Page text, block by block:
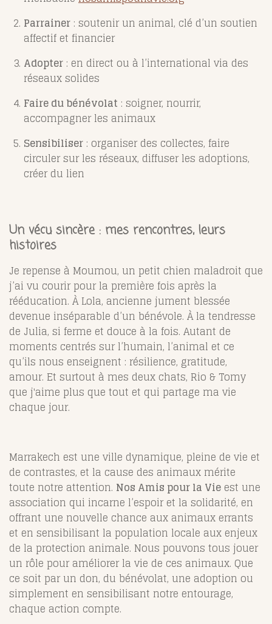
Parrainer : soutenir un animal, clé d’un soutien
affectif et financier
Adopter : en direct ou à l’international via des
réseaux solides
Faire du bénévolat : soigner, nourrir,
accompagner les animaux
Sensibiliser : organiser des collectes, faire
circuler sur les réseaux, diffuser les adoptions,
créer du lien
Un vécu sincère : mes rencontres, leurs
histoires
Je repense à Moumou, un petit chien maladroit que
j’ai vu courir pour la première fois après la
rééducation. À Lola, ancienne jument blessée
devenue inséparable d’un bénévole. À la tendresse
de Julia, si ferme et douce à la fois. Autant de
moments centrés sur l’humain, l’animal et ce
qu’ils nous enseignent : résilience, gratitude,
amour. Et surtout à mes deux chats, Rio & Tomy
que j'aime plus que tout et qui partage ma vie
chaque jour.
Marrakech est une ville dynamique, pleine de vie et
de contrastes, et la cause des animaux mérite
toute notre attention. Nos Amis pour la Vie est une
association qui incarne l’espoir et la solidarité, en
offrant une nouvelle chance aux animaux errants
et en sensibilisant la population locale aux enjeux
de la protection animale. Nous pouvons tous jouer
un rôle pour améliorer la vie de ces animaux. Que
ce soit par un don, du bénévolat, une adoption ou
simplement en sensibilisant notre entourage,
chaque action compte.